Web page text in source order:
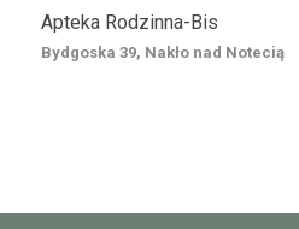
Apteka Rodzinna-Bis
Bydgoska 39, Nakło nad Notecią